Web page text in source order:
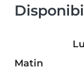
Matin